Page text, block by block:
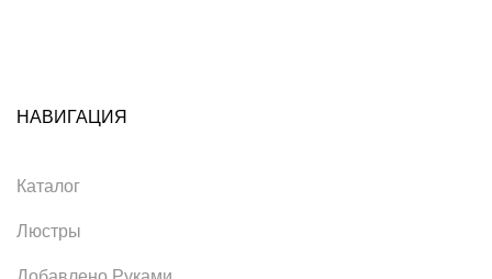
НАВИГАЦИЯ
Каталог
Люстры